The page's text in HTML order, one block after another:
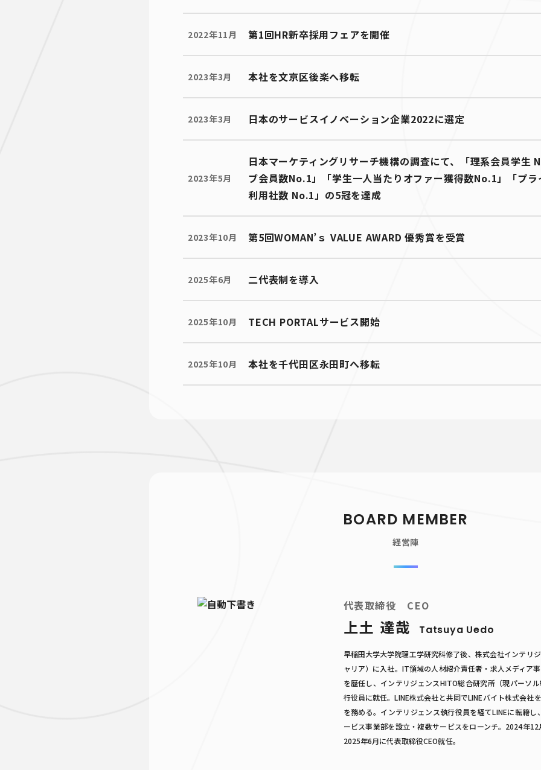
2022年11月 第1回HR新卒採用フェアを開催
2023年3月 本社を文京区後楽へ移転
2023年3月 日本のサービスイノベーション企業2022に選定
2023年5月
日本マーケティングリサーチ機構の調査にて、「理系会員学生
ブ会員数No.1」「学生一人当たりオファー獲得数No.1」「プ
利用社数 No.1」の5冠を達成
2023年10月 第5回WOMAN’ｓ VALUE AWARD 優秀賞を受賞
2025年6月 二代表制を導入
2025年10月 TECH PORTALサービス開始
2025年10月 本社を千代田区永田町へ移転
BOARD MEMBER
経営陣
代表取締役 CEO
上土 達哉 Tatsuya Uedo
早稲田大学大学院理工学研究科修了後、株式会社インテリ
ャリア）に入社。IT領域の人材紹介責任者・求人メディア
を歴任し、インテリジェンスHITO総合研究所（現パーソ
行役員に就任。LINE株式会社と共同でLINEバイト株式会社
を務める。インテリジェンス執行役員を経てLINEに転籍し
ービス事業部を設立・複数サービスをローンチ。2024年
2025年6月に代表取締役CEO就任。